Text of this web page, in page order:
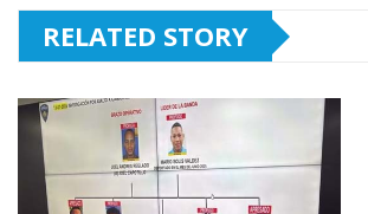
RELATED STORY